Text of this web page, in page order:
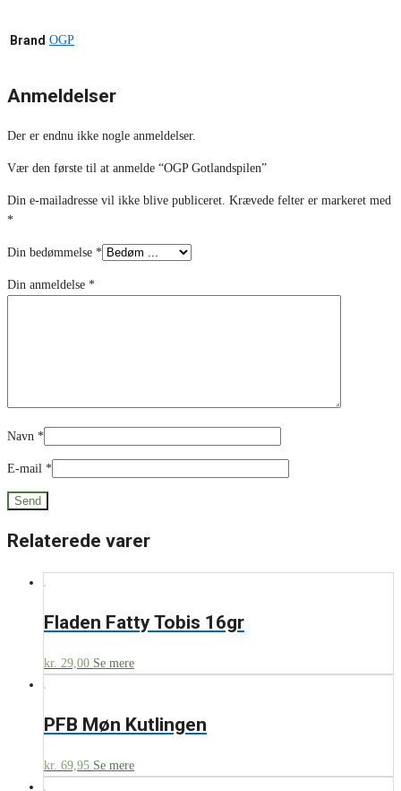
Brand OGP
Anmeldelser
Der er endnu ikke nogle anmeldelser.
Vær den første til at anmelde “OGP Gotlandspilen”
Din e-mailadresse vil ikke blive publiceret. Krævede felter er markeret med
*
Din bedømmelse *
Din anmeldelse *
Navn *
E-mail *
Relaterede varer
Fladen Fatty Tobis 16gr
kr. 29,00 Se mere
PFB Møn Kutlingen
kr. 69,95 Se mere